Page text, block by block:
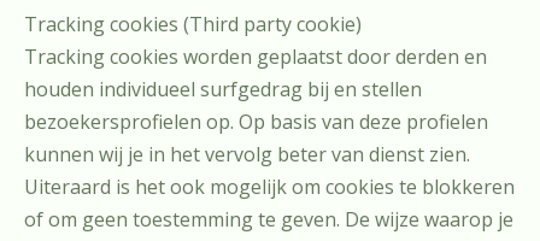
Tracking cookies (Third party cookie)
Tracking cookies worden geplaatst door derden en
houden individueel surfgedrag bij en stellen
bezoekersprofielen op. Op basis van deze profielen
kunnen wij je in het vervolg beter van dienst zien.
Uiteraard is het ook mogelijk om cookies te blokkeren
of om geen toestemming te geven. De wijze waarop je